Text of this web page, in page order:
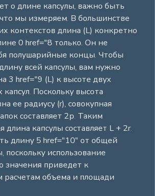
о длине капсулы, важно быть
мы измеряем. В большинстве
контекстов длина (L) конкретно
0 href="8 только. Он не
полушарийные концы. Чтобы
всей капсулы, вам нужно
3 href="9 (L) к высоте двух
Поскольку высота
ее радиусу (r), совокупная
составляет 2р. Таким
длина капсулы составляет L + 2r.
длину 5 href="10" от общей
поскольку использование
значения приведет к
расчетам объема и площади